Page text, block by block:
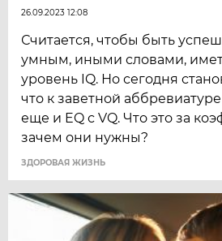
26.09.2023 12:08
Считается, чтобы быть
умным, иными словами,
уровень IQ. Но сегодня
что к заветной
еще и EQ с VQ. Что это за
зачем они нужны?
ЗДОРОВАЯ ЖИЗНЬ